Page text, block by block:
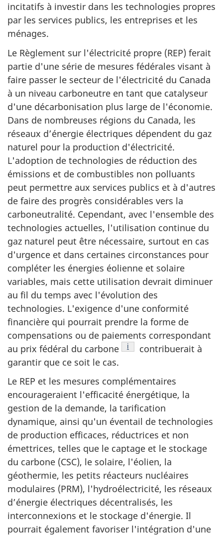
incitatifs à investir dans les technologies propres
par les services publics, les entreprises et les
ménages.
Le Règlement sur l'électricité propre (REP) ferait
partie d'une série de mesures fédérales visant à
faire passer le secteur de l'électricité du Canada
à un niveau carboneutre en tant que catalyseur
d'une décarbonisation plus large de l'économie.
Dans de nombreuses régions du Canada, les
réseaux d’énergie électriques dépendent du gaz
naturel pour la production d'électricité.
L'adoption de technologies de réduction des
émissions et de combustibles non polluants
peut permettre aux services publics et à d'autres
de faire des progrès considérables vers la
carboneutralité. Cependant, avec l'ensemble des
technologies actuelles, l'utilisation continue du
gaz naturel peut être nécessaire, surtout en cas
d'urgence et dans certaines circonstances pour
compléter les énergies éolienne et solaire
variables, mais cette utilisation devrait diminuer
au fil du temps avec l'évolution des
technologies. L'exigence d'une conformité
financière qui pourrait prendre la forme de
compensations ou de paiements correspondant
au prix fédéral du carbone
Note de bas de page
i
contribuerait à
garantir que ce soit le cas.
Le REP et les mesures complémentaires
encourageraient l'efficacité énergétique, la
gestion de la demande, la tarification
dynamique, ainsi qu'un éventail de technologies
de production efficaces, réductrices et non
émettrices, telles que le captage et le stockage
du carbone (CSC), le solaire, l'éolien, la
géothermie, les petits réacteurs nucléaires
modulaires (PRM), l'hydroélectricité, les réseaux
d’énergie électriques décentralisés, les
interconnexions et le stockage d'énergie. Il
pourrait également favoriser l'intégration d'une